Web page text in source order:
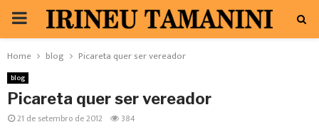
PRIMARY
MENU
Home blog Picareta quer ser vereador
blog
Picareta quer ser vereador
21 de setembro de 2012 384